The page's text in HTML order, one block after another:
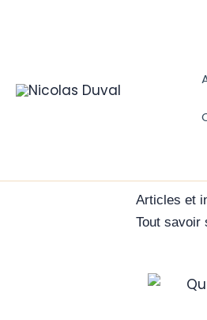
Articles et
Tout savoir